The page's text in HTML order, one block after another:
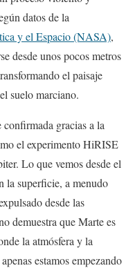
datos de la
y el Espacio (NASA),
desde unos pocos metros
el paisaje
suelo marciano.
gracias a la
el experimento HiRISE
Lo que vemos desde el
la superficie, a menudo
desde las
demuestra que Marte es
la atmósfera y la
estamos empezando